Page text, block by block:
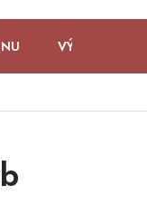
VÝPREDAJ